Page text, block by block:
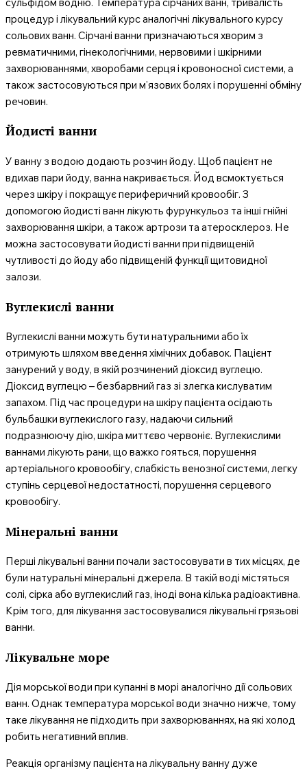
процедур і лікувальний курс аналогічні лікувального курсу
сольових ванн. Сірчані ванни призначаються хворим з
ревматичними, гінекологічними, нервовими і шкірними
захворюваннями, хворобами серця і кровоносної системи, а
також застосовуються при м’язових болях і порушенні обміну
речовин.
Йодисті ванни
У ванну з водою додають розчин йоду. Щоб пацієнт не
вдихав пари йоду, ванна накривається. Йод всмоктується
через шкіру і покращує периферичний кровообіг. З
допомогою йодисті ванн лікують фурункульоз та інші гнійні
захворювання шкіри, а також артрози та атеросклероз. Не
можна застосовувати йодисті ванни при підвищеній
чутливості до йоду або підвищеній функції щитовидної
залози.
Вуглекислі ванни
Вуглекислі ванни можуть бути натуральними або їх
отримують шляхом введення хімічних добавок. Пацієнт
занурений у воду, в якій розчинений діоксид вуглецю.
Діоксид вуглецю – безбарвний газ зі злегка кислуватим
запахом. Під час процедури на шкіру пацієнта осідають
бульбашки вуглекислого газу, надаючи сильний
подразнюючу дію, шкіра миттєво червоніє. Вуглекислими
ваннами лікують рани, що важко гояться, порушення
артеріального кровообігу, слабкість венозної системи, легку
ступінь серцевої недостатності, порушення серцевого
кровообігу.
Мінеральні ванни
Перші лікувальні ванни почали застосовувати в тих місцях, де
були натуральні мінеральні джерела. В такій воді містяться
солі, сірка або вуглекислий газ, іноді вона кілька радіоактивна.
Крім того, для лікування застосовувалися лікувальні грязьові
ванни.
Лікувальне море
Дія морської води при купанні в морі аналогічно дії сольових
ванн. Однак температура морської води значно нижче, тому
таке лікування не підходить при захворюваннях, на які холод
робить негативний вплив.
Реакція організму пацієнта на лікувальну ванну дуже